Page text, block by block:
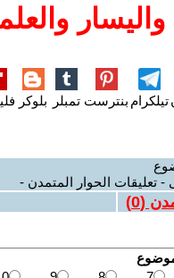
تيلكرام بنترست تمبلر بلوكر
- تعليقات الحوار المتمدن -
(
0
)